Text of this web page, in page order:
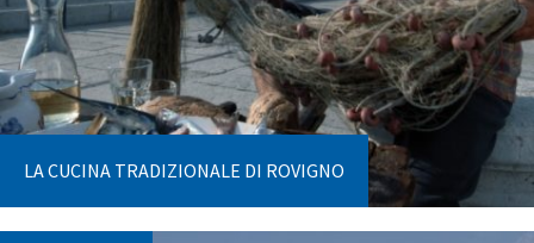
LA CUCINA TRADIZIONALE DI ROVIGNO